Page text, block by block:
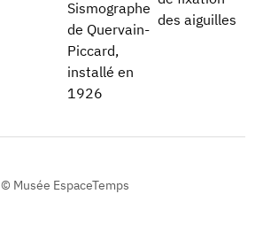
Sismographe
de Quervain-
Piccard,
installé en
1926
des aiguilles
© Musée EspaceTemps